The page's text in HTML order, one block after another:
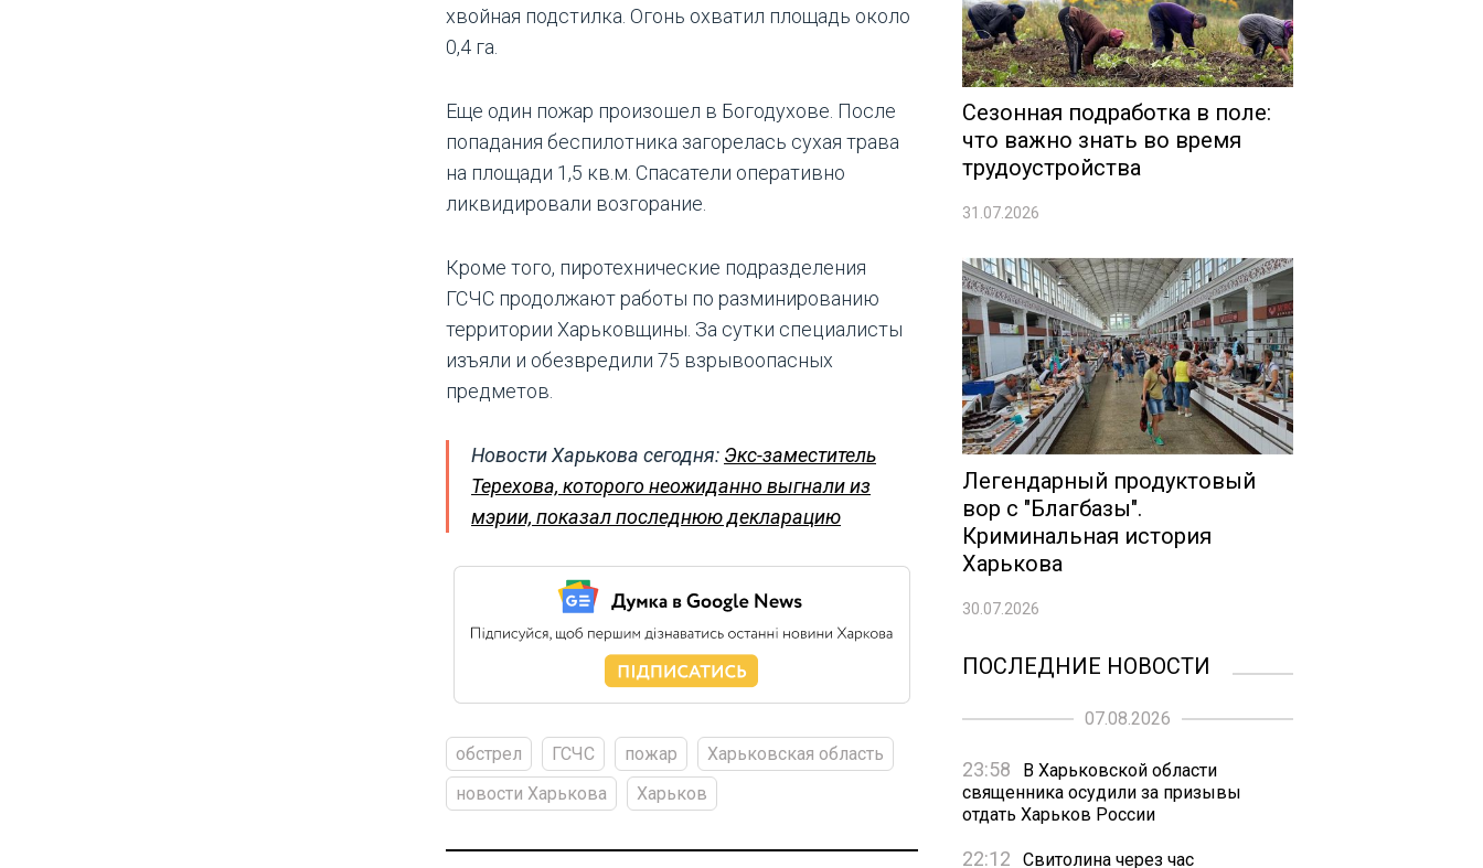
хвойная подстилка. Огонь охватил площадь около
0,4 га.
Еще один пожар произошел в Богодухове. После
попадания беспилотника загорелась сухая трава
на площади 1,5 кв.м. Спасатели оперативно
ликвидировали возгорание.
Кроме того, пиротехнические подразделения
ГСЧС продолжают работы по разминированию
территории Харьковщины. За сутки специалисты
изъяли и обезвредили 75 взрывоопасных
предметов.
Новости Харькова сегодня: Экс-заместитель
Терехова, которого неожиданно выгнали из
мэрии, показал последнюю декларацию
обстрел ГСЧС пожар
Харьковская область
новости Харькова
Харьков
Сезонная подработка в поле:
что важно знать во время
трудоустройства
31.07.2026
Легендарный продуктовый
вор с "Благбазы".
Криминальная история
Харькова
30.07.2026
ПОСЛЕДНИЕ НОВОСТИ
07.08.2026
23:58
В Харьковской области
священника осудили за призывы
отдать Харьков России
22:12
Свитолина через час